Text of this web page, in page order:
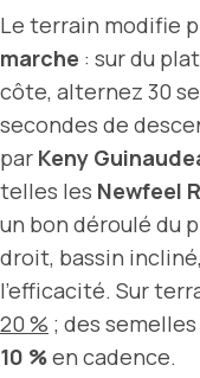
Le terrain modifie
marche : sur du
côte, alternez 30
secondes de
par Keny
telles les Newfeel
un bon déroulé du
droit, bassin
l’efficacité. Sur
20 % ; des
10 %en cadence.